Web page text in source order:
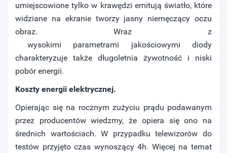
umiejscowione tylko w krawędzi emitują światło, które
widziane na ekranie tworzy jasny niemęczący oczu
obraz. Wraz z
wysokimi parametrami jakościowymi diody
charakteryzuje także długoletnia żywotność i niski
pobór energii.
Koszty energii elektrycznej.
Opierając się na rocznym zużyciu prądu podawanym
przez producentów wiedzmy, że opiera się ono na
średnich wartościach. W przypadku telewizorów do
testów przyjęto czas wynoszący 4h. Więcej na temat